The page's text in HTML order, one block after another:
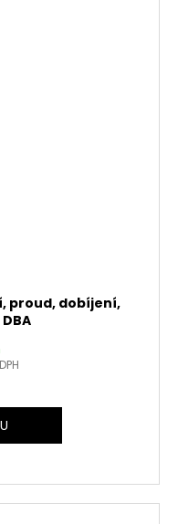
proud, dobíjení,
DBA